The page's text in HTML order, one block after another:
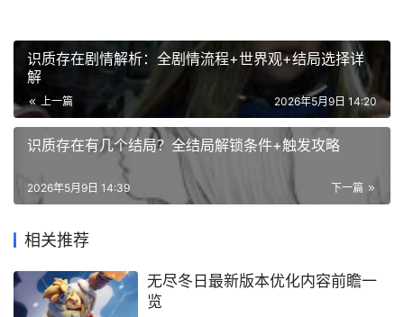
识质存在剧情解析：全剧情流程+世界观+结局选择详
解
上一篇 2026年5月9日 14:20
识质存在有几个结局？全结局解锁条件+触发攻略
下一篇
2026年5月9日 14:39
相关推荐
无尽冬日最新版本优化内容前瞻一
览